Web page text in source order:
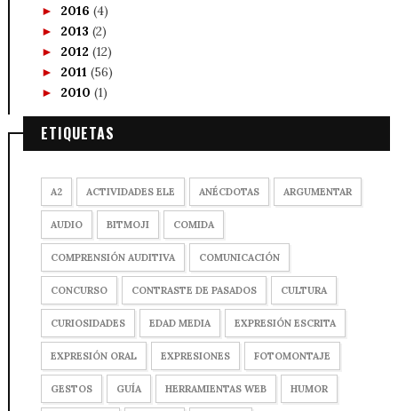
► 2016 (4)
► 2013 (2)
► 2012 (12)
► 2011 (56)
► 2010 (1)
ETIQUETAS
A2 ACTIVIDADES ELE ANÉCDOTAS ARGUMENTAR
AUDIO BITMOJI COMIDA
COMPRENSIÓN AUDITIVA COMUNICACIÓN
CONCURSO CONTRASTE DE PASADOS CULTURA
CURIOSIDADES EDAD MEDIA EXPRESIÓN ESCRITA
EXPRESIÓN ORAL EXPRESIONES FOTOMONTAJE
GESTOS GUÍA HERRAMIENTAS WEB HUMOR